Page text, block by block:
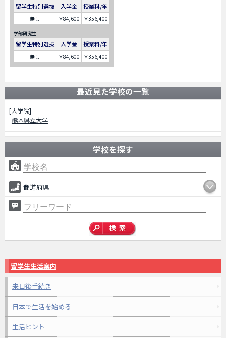
留学生特別選抜 入学金 授業料/年
無し ￥84,600 ￥356,400
学部研究生
留学生特別選抜 入学金 授業料/年
無し ￥84,600 ￥356,400
最近見た学校の一覧
[大学院]
熊本県立大学
学校を探す
都道府県
留学生生活案内
来日後手続き
日本で生活を始める
生活ヒント